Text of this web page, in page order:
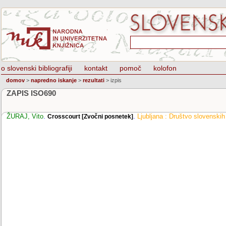
o slovenski bibliografiji kontakt pomoč kolofon
domov > napredno iskanje > rezultati > izpis
ZAPIS ISO690
ŽURAJ, Vito. Crosscourt [Zvočni posnetek] . Ljubljana : Društvo